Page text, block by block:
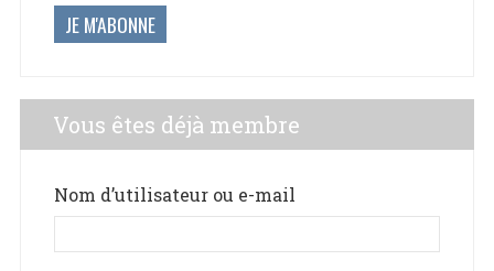
JE M'ABONNE
Vous êtes déjà membre
Nom d’utilisateur ou e-mail